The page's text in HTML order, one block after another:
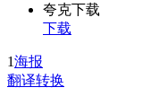
夸克下载
下载
1海报
翻译转换